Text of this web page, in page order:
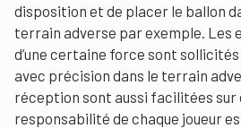
disposition et de placer le ballon
terrain adverse par exemple. Les
d’une certaine force sont
avec précision dans le terrain
réception sont aussi facilitées
responsabilité de chaque joueur